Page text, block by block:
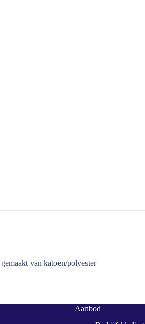
van katoen/polyester
Aanbod